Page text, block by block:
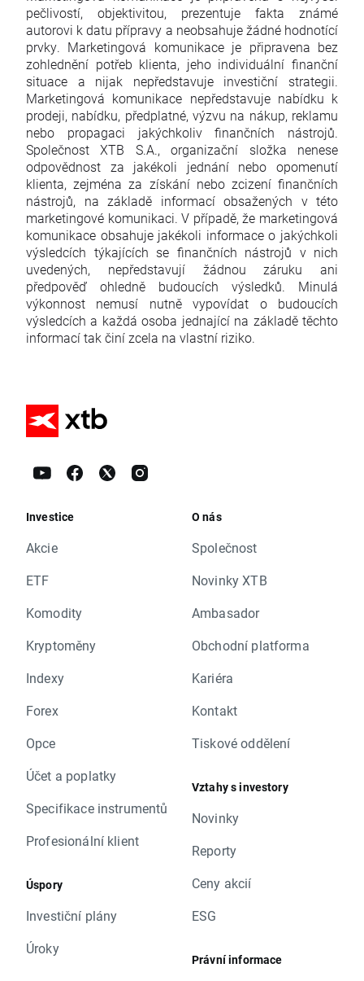
pečlivostí, objektivitou, prezentuje fakta známé
autorovi k datu přípravy a neobsahuje žádné hodnotící
prvky. Marketingová komunikace je připravena bez
zohlednění potřeb klienta, jeho individuální finanční
situace a nijak nepředstavuje investiční strategii.
Marketingová komunikace nepředstavuje nabídku k
prodeji, nabídku, předplatné, výzvu na nákup, reklamu
nebo propagaci jakýchkoliv finančních nástrojů.
Společnost XTB S.A., organizační složka nenese
odpovědnost za jakékoli jednání nebo opomenutí
klienta, zejména za získání nebo zcizení finančních
nástrojů, na základě informací obsažených v této
marketingové komunikaci. V případě, že marketingová
komunikace obsahuje jakékoli informace o jakýchkoli
výsledcích týkajících se finančních nástrojů v nich
uvedených, nepředstavují žádnou záruku ani
předpověď ohledně budoucích výsledků. Minulá
výkonnost nemusí nutně vypovídat o budoucích
výsledcích a každá osoba jednající na základě těchto
informací tak činí zcela na vlastní riziko.
Investice
Akcie
ETF
Komodity
Kryptoměny
Indexy
Forex
Opce
Účet a poplatky
Specifikace instrumentů
Profesionální klient
Úspory
Investiční plány
Úroky
O nás
Společnost
Novinky XTB
Ambasador
Obchodní platforma
Kariéra
Kontakt
Tiskové oddělení
Vztahy s investory
Novinky
Reporty
Ceny akcií
ESG
Právní informace